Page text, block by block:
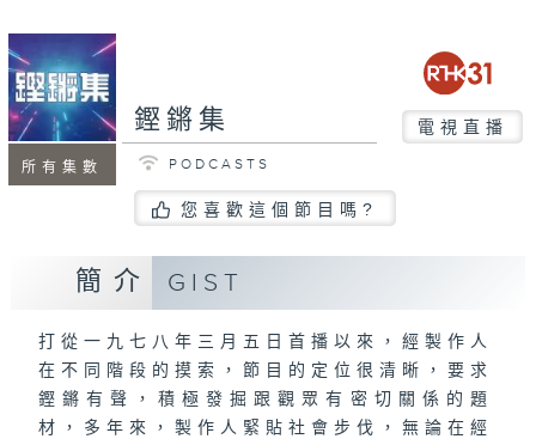
所有集數
鏗鏘集 電視直播
PODCASTS
您喜歡這個節目嗎?
簡介 GIST
打從一九七八年三月五日首播以來，經製作人
在不同階段的摸索，節目的定位很清晰，要求
鏗鏘有聲，積極發掘跟觀眾有密切關係的題
材，多年來，製作人緊貼社會步伐，無論在經